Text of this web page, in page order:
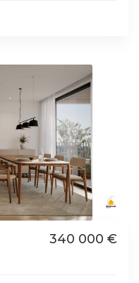
340 000 €